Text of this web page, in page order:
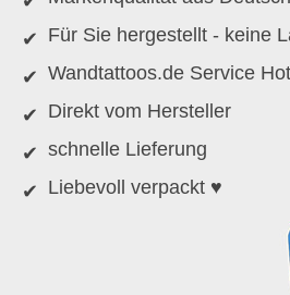
Für Sie hergestellt - keine
Wandtattoos.de Service
Direkt vom Hersteller
schnelle Lieferung
Liebevoll verpackt ♥